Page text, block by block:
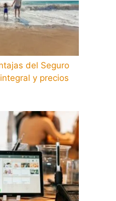
del Seguro
y precios